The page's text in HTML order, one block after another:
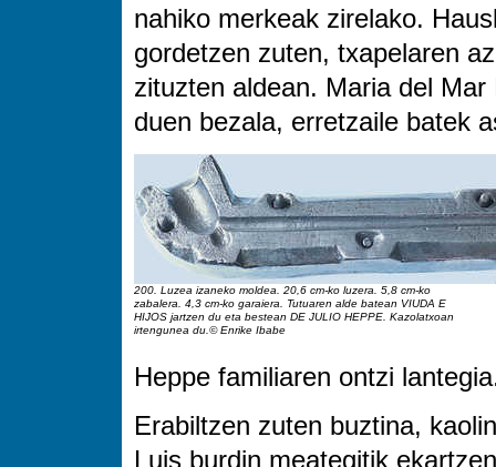
nahiko merkeak zirelako.
gordetzen zuten, txapelaren
zituzten aldean. Maria del
duen bezala, erretzaile batek
200. Luzea izaneko moldea. 20,6 cm-ko luzera. 5,8 cm-ko
zabalera. 4,3 cm-ko garaiera. Tutuaren alde batean VIUDA E
HIJOS jartzen du eta bestean DE JULIO HEPPE. Kazolatxoan
irtengunea du.© Enrike Ibabe
Heppe familiaren ontzi
Erabiltzen zuten buztina,
Luis burdin meategitik